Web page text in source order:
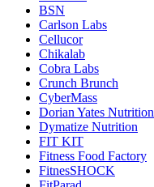
BSN
Carlson Labs
Cellucor
Chikalab
Cobra Labs
Crunch Brunch
CyberMass
Dorian Yates Nutrition
Dymatize Nutrition
FIT KIT
Fitness Food Factory
FitnesSHOCK